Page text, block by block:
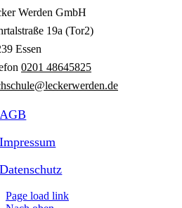
Werden GmbH
19a (Tor2)
Essen
0201 48645825
AGB
Impressum
Datenschutz
Page load link